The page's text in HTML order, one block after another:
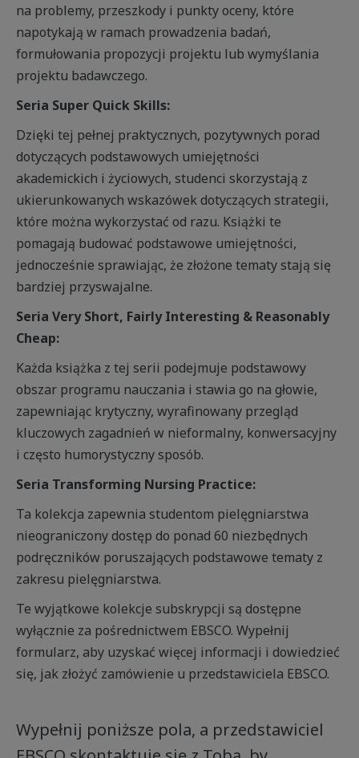
na problemy, przeszkody i punkty oceny, które
napotykają w ramach prowadzenia badań,
formułowania propozycji projektu lub wymyślania
projektu badawczego.
Seria Super Quick Skills:
Dzięki tej pełnej praktycznych, pozytywnych porad
dotyczących podstawowych umiejętności
akademickich i życiowych, studenci skorzystają z
ukierunkowanych wskazówek dotyczących strategii,
które można wykorzystać od razu. Książki te
pomagają budować podstawowe umiejętności,
jednocześnie sprawiając, że złożone tematy stają się
bardziej przyswajalne.
Seria Very Short, Fairly Interesting & Reasonably
Cheap:
Każda książka z tej serii podejmuje podstawowy
obszar programu nauczania i stawia go na głowie,
zapewniając krytyczny, wyrafinowany przegląd
kluczowych zagadnień w nieformalny, konwersacyjny
i często humorystyczny sposób.
Seria Transforming Nursing Practice:
Ta kolekcja zapewnia studentom pielęgniarstwa
nieograniczony dostęp do ponad 60 niezbędnych
podręczników poruszających podstawowe tematy z
zakresu pielęgniarstwa.
Te wyjątkowe kolekcje subskrypcji są dostępne
wyłącznie za pośrednictwem EBSCO. Wypełnij
formularz, aby uzyskać więcej informacji i dowiedzieć
się, jak złożyć zamówienie u przedstawiciela EBSCO.
Wypełnij poniższe pola, a przedstawiciel